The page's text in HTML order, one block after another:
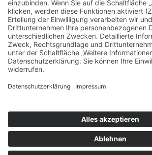
Umsetzung: DOUBLE-A-DESIGN
Suche
Hier können Sie die gesamte Webseite durchsuchen: